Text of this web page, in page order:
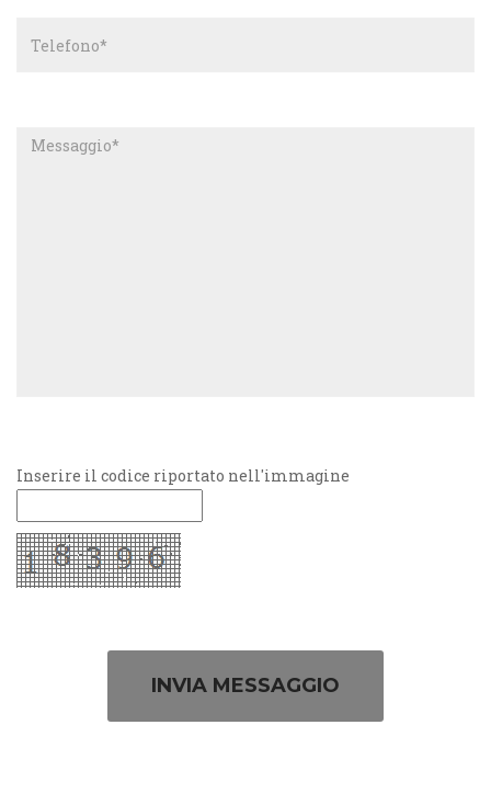
Inserire il codice riportato nell'immagine
INVIA MESSAGGIO